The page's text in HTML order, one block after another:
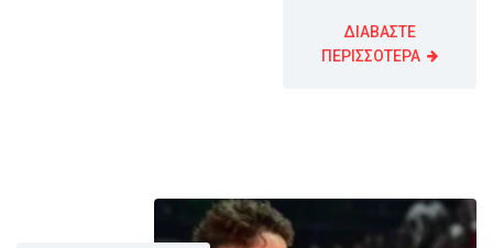
ΔΙΑΒΑΣΤΕ
ΠΕΡΙΣΣΟΤΕΡΑ